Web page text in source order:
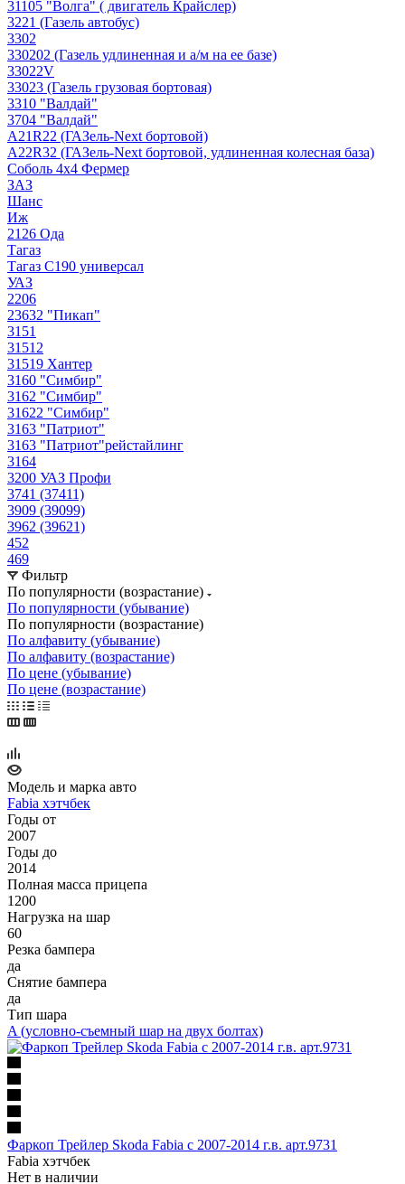
31105 "Волга" ( двигатель Крайслер)
3221 (Газель автобус)
3302
330202 (Газель удлиненная и а/м на ее базе)
33022V
33023 (Газель грузовая бортовая)
3310 "Валдай"
3704 "Валдай"
A21R22 (ГАЗель-Next бортовой)
A22R32 (ГАЗель-Next бортовой, удлиненная колесная база)
Соболь 4х4 Фермер
ЗАЗ
Шанс
Иж
2126 Ода
Тагаз
Тагаз С190 универсал
УАЗ
2206
23632 "Пикап"
3151
31512
31519 Хантер
3160 "Симбир"
3162 "Симбир"
31622 "Симбир"
3163 "Патриот"
3163 "Патриот"рейстайлинг
3164
3200 УАЗ Профи
3741 (37411)
3909 (39099)
3962 (39621)
452
469
Фильтр
По популярности (возрастание)
По популярности (убывание)
По популярности (возрастание)
По алфавиту (убывание)
По алфавиту (возрастание)
По цене (убывание)
По цене (возрастание)
Модель и марка авто
Fabia хэтчбек
Годы от
2007
Годы до
2014
Полная масса прицепа
1200
Нагрузка на шар
60
Резка бампера
да
Снятие бампера
да
Тип шара
A (условно-съемный шар на двух болтах)
Фаркоп Трейлер Skoda Fabia с 2007-2014 г.в. арт.9731
Fabia хэтчбек
Нет в наличии